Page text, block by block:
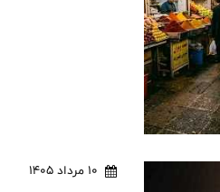
10 مرداد 1405